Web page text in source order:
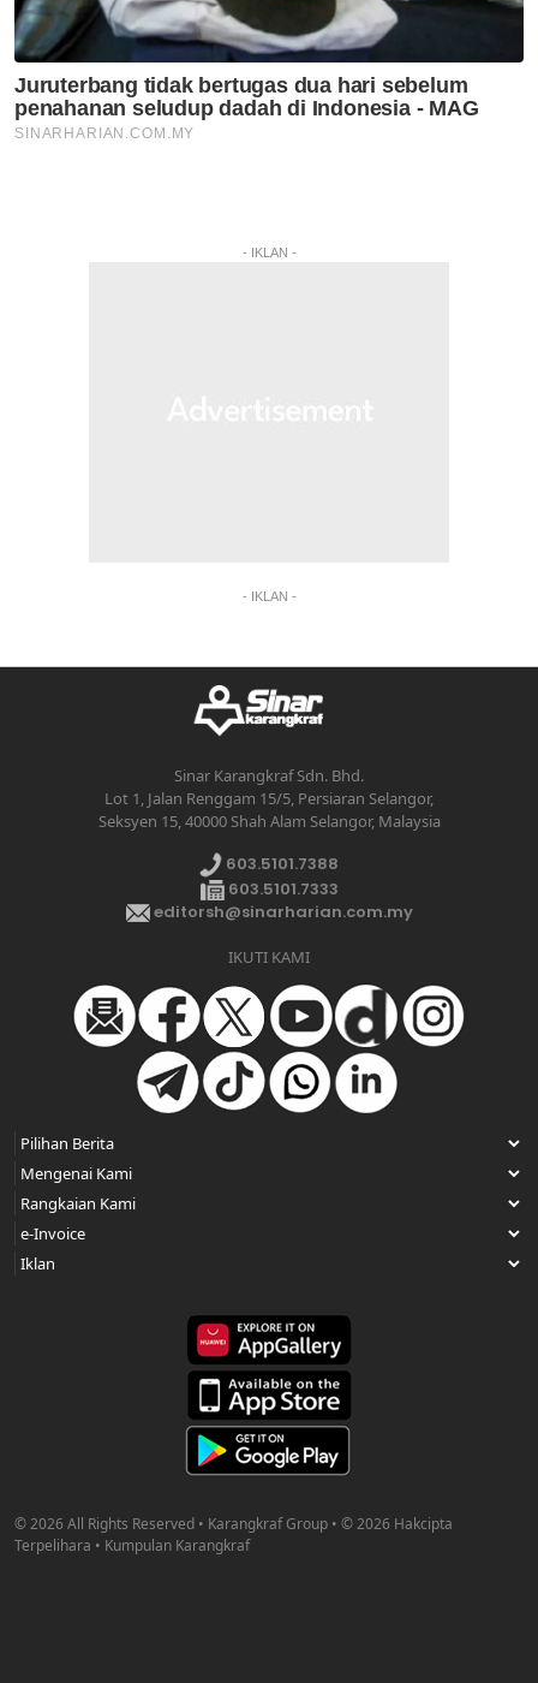
- IKLAN -
- IKLAN -
Sinar Karangkraf Sdn. Bhd.
Lot 1, Jalan Renggam 15/5, Persiaran Selangor,
Seksyen 15, 40000 Shah Alam Selangor, Malaysia
603.5101.7388
603.5101.7333
editorsh@sinarharian.com.my
IKUTI KAMI
© 2026 All Rights Reserved • Karangkraf Group • © 2026 Hakcipta
Terpelihara • Kumpulan Karangkraf